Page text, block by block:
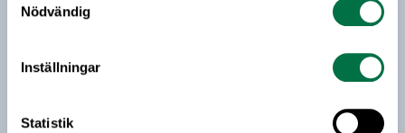
Nödvändig
Inställningar
Statistik
Jag vill få relevant information från Livsmedelsföretagen
sälja min personliga information. Jag kan när som helst
avsluta prenumerationen.